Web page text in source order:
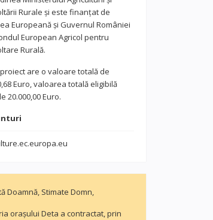
Rurale și este finanțat de
Europeană și Guvernul României
European Agricol pentru
Rurală.
are o valoare totală de
Euro, valoarea totală eligibilă
20.000,00 Euro.
Doamnă, Stimate Domn,
orașului Deta a contractat, prin